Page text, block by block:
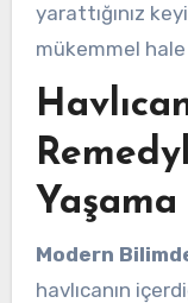
yarattığınız
mükemmel
Yaşama
Modern
havlıcanın